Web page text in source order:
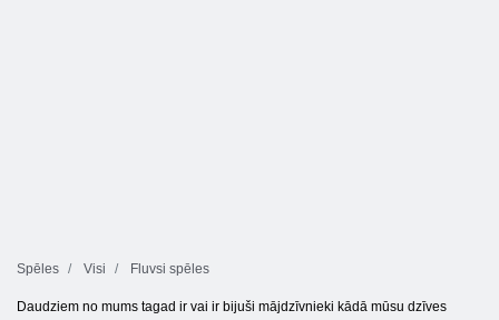
Spēles Visi Fluvsi spēles
Daudziem no mums tagad ir vai ir bijuši mājdzīvnieki kādā mūsu dzīves